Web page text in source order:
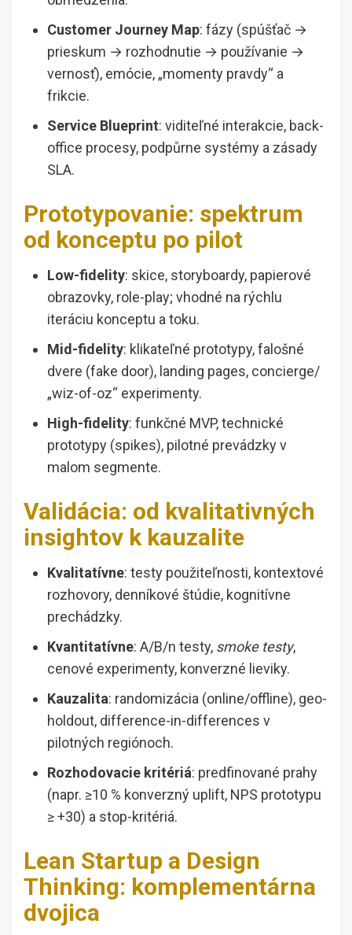
Customer Journey Map: fázy (spúšťač →
prieskum → rozhodnutie → používanie →
vernosť), emócie, „momenty pravdy“ a
frikcie.
Service Blueprint: viditeľné interakcie, back-
office procesy, podpůrne systémy a zásady
SLA.
Prototypovanie: spektrum
od konceptu po pilot
Low-fidelity: skice, storyboardy, papierové
obrazovky, role-play; vhodné na rýchlu
iteráciu konceptu a toku.
Mid-fidelity: klikateľné prototypy, falošné
dvere (fake door), landing pages, concierge/
„wiz-of-oz“ experimenty.
High-fidelity: funkčné MVP, technické
prototypy (spikes), pilotné prevádzky v
malom segmente.
Validácia: od kvalitativných
insightov k kauzalite
Kvalitatívne: testy použiteľnosti, kontextové
rozhovory, denníkové štúdie, kognitívne
prechádzky.
Kvantitatívne: A/B/n testy, smoke testy,
cenové experimenty, konverzné lieviky.
Kauzalita: randomizácia (online/offline), geo-
holdout, difference-in-differences v
pilotných regiónoch.
Rozhodovacie kritériá: predfinované prahy
(napr. ≥10 % konverzný uplift, NPS prototypu
≥ +30) a stop-kritériá.
Lean Startup a Design
Thinking: komplementárna
dvojica